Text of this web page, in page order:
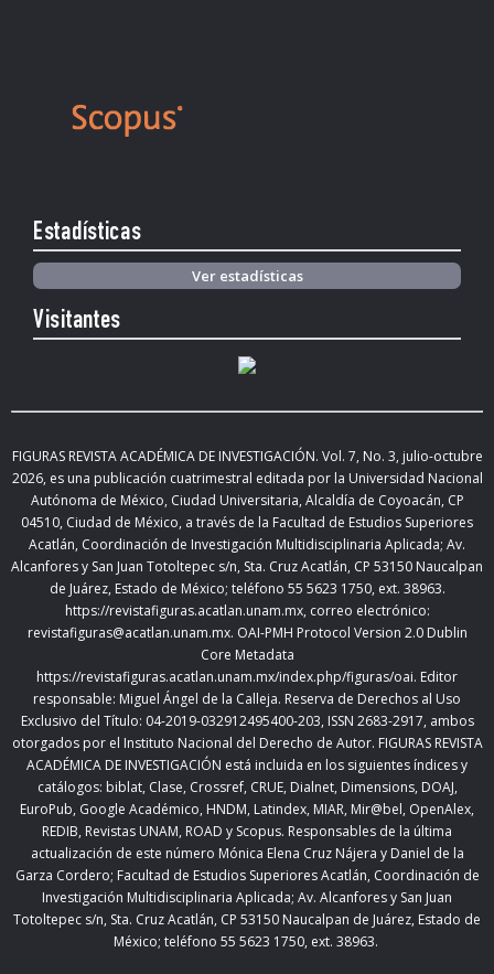
Estadísticas
Ver estadísticas
Visitantes
FIGURAS REVISTA ACADÉMICA DE INVESTIGACIÓN. Vol. 7, No. 3, julio-octubre
2026, es una publicación cuatrimestral editada por la Universidad Nacional
Autónoma de México, Ciudad Universitaria, Alcaldía de Coyoacán, CP
04510, Ciudad de México, a través de la Facultad de Estudios Superiores
Acatlán, Coordinación de Investigación Multidisciplinaria Aplicada; Av.
Alcanfores y San Juan Totoltepec s/n, Sta. Cruz Acatlán, CP 53150 Naucalpan
de Juárez, Estado de México; teléfono 55 5623 1750, ext. 38963.
https://revistafiguras.acatlan.unam.mx, correo electrónico:
revistafiguras@acatlan.unam.mx. OAI-PMH Protocol Version 2.0 Dublin
Core Metadata
https://revistafiguras.acatlan.unam.mx/index.php/figuras/oai. Editor
responsable: Miguel Ángel de la Calleja. Reserva de Derechos al Uso
Exclusivo del Título: 04-2019-032912495400-203, ISSN 2683-2917, ambos
otorgados por el Instituto Nacional del Derecho de Autor. FIGURAS REVISTA
ACADÉMICA DE INVESTIGACIÓN está incluida en los siguientes índices y
catálogos: biblat, Clase, Crossref, CRUE, Dialnet, Dimensions, DOAJ,
EuroPub, Google Académico, HNDM, Latindex, MIAR, Mir@bel, OpenAlex,
REDIB, Revistas UNAM, ROAD y Scopus. Responsables de la última
actualización de este número Mónica Elena Cruz Nájera y Daniel de la
Garza Cordero; Facultad de Estudios Superiores Acatlán, Coordinación de
Investigación Multidisciplinaria Aplicada; Av. Alcanfores y San Juan
Totoltepec s/n, Sta. Cruz Acatlán, CP 53150 Naucalpan de Juárez, Estado de
México; teléfono 55 5623 1750, ext. 38963.